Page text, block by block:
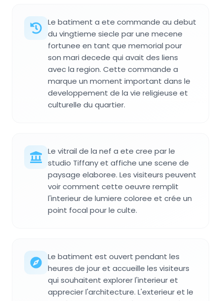
Le batiment a ete commande au debut
du vingtieme siecle par une mecene
fortunee en tant que memorial pour
son mari decede qui avait des liens
avec la region. Cette commande a
marque un moment important dans le
developpement de la vie religieuse et
culturelle du quartier.
Le vitrail de la nef a ete cree par le
studio Tiffany et affiche une scene de
paysage elaboree. Les visiteurs peuvent
voir comment cette oeuvre remplit
l'interieur de lumiere coloree et crée un
point focal pour le culte.
Le batiment est ouvert pendant les
heures de jour et accueille les visiteurs
qui souhaitent explorer l'interieur et
apprecier l'architecture. L'exterieur et le